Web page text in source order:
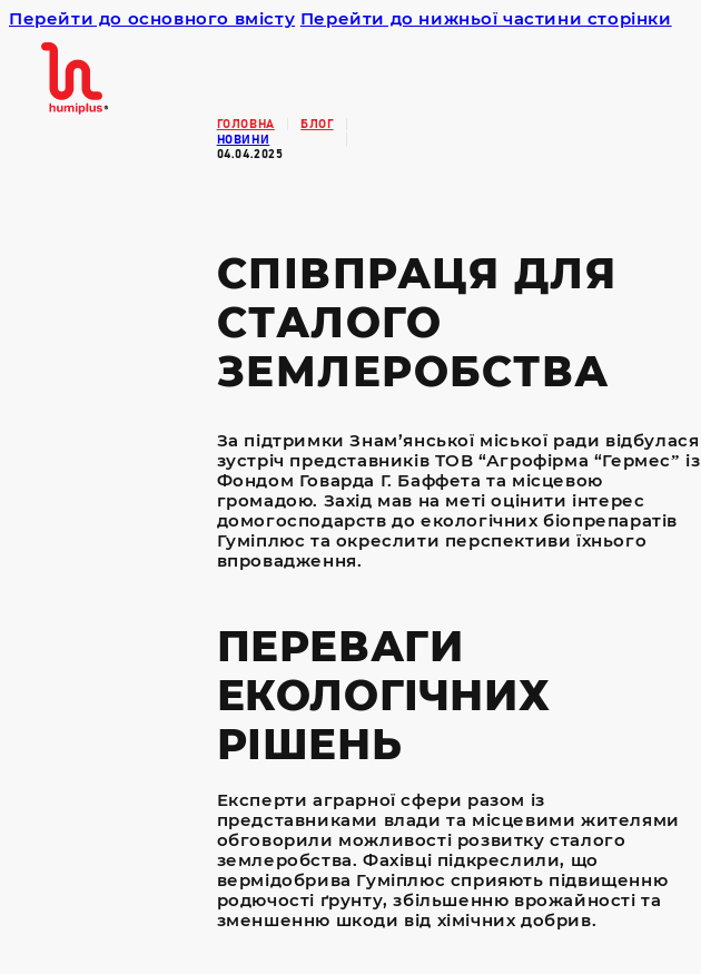
Перейти до основного вмісту Перейти до нижньої частини сторінки
Humiplus
ГОЛОВНА
БЛОГ
НОВИНИ
04.04.2025
СПІВПРАЦЯ ДЛЯ
СТАЛОГО
ЗЕМЛЕРОБСТВА
За підтримки Знам’янської міської ради відбулася
зустріч представників ТОВ “Агрофірма “Гермес” із
Фондом Говарда Г. Баффета та місцевою
громадою. Захід мав на меті оцінити інтерес
домогосподарств до екологічних біопрепаратів
Гуміплюс та окреслити перспективи їхнього
впровадження.
ПЕРЕВАГИ
ЕКОЛОГІЧНИХ
РІШЕНЬ
Експерти аграрної сфери разом із
представниками влади та місцевими жителями
обговорили можливості розвитку сталого
землеробства. Фахівці підкреслили, що
вермідобрива Гуміплюс сприяють підвищенню
родючості ґрунту, збільшенню врожайності та
зменшенню шкоди від хімічних добрив.